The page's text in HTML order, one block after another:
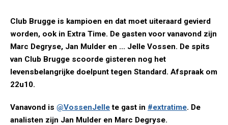
Club Brugge is kampioen en dat moet uiteraard gevierd
worden, ook in Extra Time. De gasten voor vanavond zijn
Marc Degryse, Jan Mulder en ... Jelle Vossen. De spits
van Club Brugge scoorde gisteren nog het
levensbelangrijke doelpunt tegen Standard. Afspraak om
22u10.
Vanavond is @VossenJellete gast in #extratime. De
analisten zijn Jan Mulder en Marc Degryse.